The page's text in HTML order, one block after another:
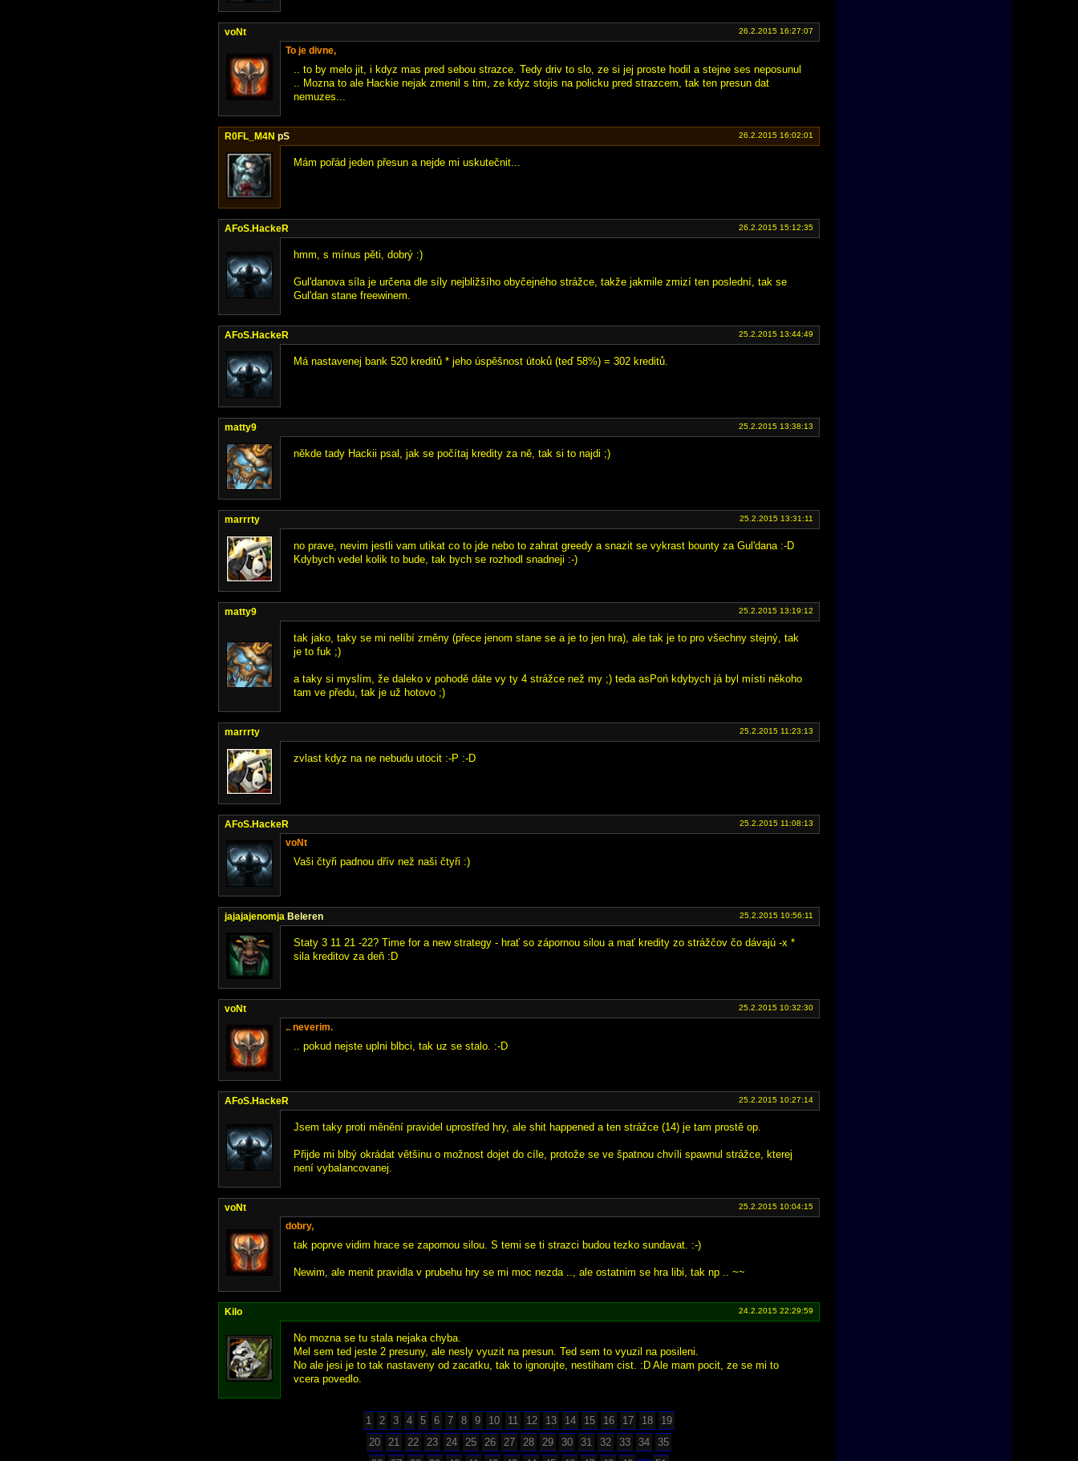
voNt 26.2.2015 16:27:07
To je divne,
.. to by melo jit, i kdyz mas pred sebou strazce. Tedy driv to slo, ze si jej proste hodil a stejne ses neposunul
.. Mozna to ale Hackie nejak zmenil s tim, ze kdyz stojis na policku pred strazcem, tak ten presun dat
nemuzes...
R0FL_M4N pS 26.2.2015 16:02:01
Mám pořád jeden přesun a nejde mi uskutečnit...
AFoS.HackeR 26.2.2015 15:12:35
hmm, s mínus pěti, dobrý :)
Gul'danova síla je určena dle síly nejbližšího obyčejného strážce, takže jakmile zmizí ten poslední, tak se
Gul'dan stane freewinem.
AFoS.HackeR 25.2.2015 13:44:49
Má nastavenej bank 520 kreditů * jeho úspěšnost útoků (teď 58%) = 302 kreditů.
matty9 25.2.2015 13:38:13
někde tady Hackii psal, jak se počítaj kredity za ně, tak si to najdi ;)
marrrty 25.2.2015 13:31:11
no prave, nevim jestli vam utikat co to jde nebo to zahrat greedy a snazit se vykrast bounty za Gul'dana :-D
Kdybych vedel kolik to bude, tak bych se rozhodl snadneji :-)
matty9 25.2.2015 13:19:12
tak jako, taky se mi nelíbí změny (přece jenom stane se a je to jen hra), ale tak je to pro všechny stejný, tak
je to fuk ;)
a taky si myslím, že daleko v pohodě dáte vy ty 4 strážce než my ;) teda asPoń kdybych já byl místi někoho
tam ve předu, tak je už hotovo ;)
marrrty 25.2.2015 11:23:13
zvlast kdyz na ne nebudu utocit :-P :-D
AFoS.HackeR 25.2.2015 11:08:13
voNt
Vaši čtyři padnou dřív než naši čtyři :)
jajajajenomja Beleren 25.2.2015 10:56:11
Staty 3 11 21 -22? Time for a new strategy - hrať so zápornou silou a mať kredity zo strážčov čo dávajú -x *
sila kreditov za deň :D
voNt 25.2.2015 10:32:30
.. neverim.
.. pokud nejste uplni blbci, tak uz se stalo. :-D
AFoS.HackeR 25.2.2015 10:27:14
Jsem taky proti měnění pravidel uprostřed hry, ale shit happened a ten strážce (14) je tam prostě op.
Přijde mi blbý okrádat většinu o možnost dojet do cíle, protože se ve špatnou chvíli spawnul strážce, kterej
není vybalancovanej.
voNt 25.2.2015 10:04:15
dobry,
tak poprve vidim hrace se zapornou silou. S temi se ti strazci budou tezko sundavat. :-)
Newim, ale menit pravidla v prubehu hry se mi moc nezda .., ale ostatnim se hra libi, tak np .. ~~
Kilo 24.2.2015 22:29:59
No mozna se tu stala nejaka chyba.
Mel sem ted jeste 2 presuny, ale nesly vyuzit na presun. Ted sem to vyuzil na posileni.
No ale jesi je to tak nastaveny od zacatku, tak to ignorujte, nestiham cist. :D Ale mam pocit, ze se mi to
vcera povedlo.
1 2 3 4 5 6 7 8 9 10 11 12 13 14 15 16 17 18
19
20
21 22 23 24 25 26 27 28 29 30 31 32 33 34
35